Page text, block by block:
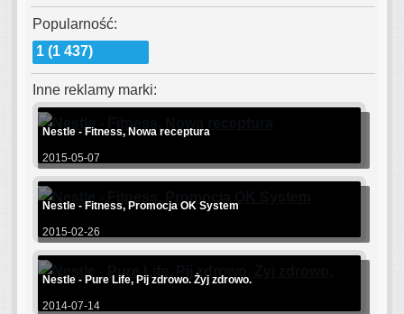
Popularność:
1 (1 437)
Inne reklamy marki:
Nestle - Fitness, Nowa receptura
2015-05-07
Nestle - Fitness, Promocja OK System
2015-02-26
Nestle - Pure Life, Pij zdrowo. Żyj zdrowo.
2014-07-14